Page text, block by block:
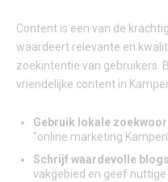
Content is een van de
waardeert relevante en
zoekintentie van gebruikers.
vriendelijke content in
Gebruik lokale
“online marketing
Schrijf waardevolle blogs
vakgebied en geef nuttige